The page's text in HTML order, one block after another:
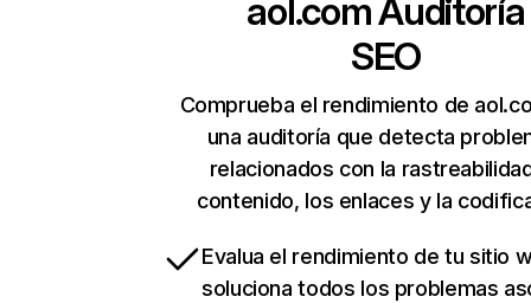
aol.comAuditoría
SEO
Comprueba el rendimiento de
una auditoría que detecta
relacionados con la
contenido, los enlaces y la
Evalua el rendimiento de tu sitio
soluciona todos los problemas